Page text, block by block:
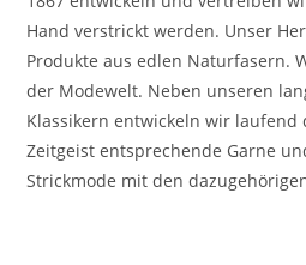
Hand verstrickt werden. Unser
Produkte aus edlen Naturfasern.
der Modewelt. Neben unseren
Klassikern entwickeln wir laufend
Zeitgeist entsprechende Garne
Strickmode mit den